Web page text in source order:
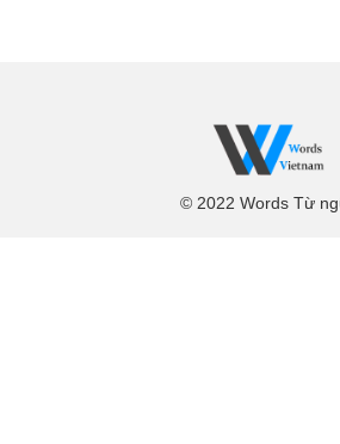
© 2022 Words Từ